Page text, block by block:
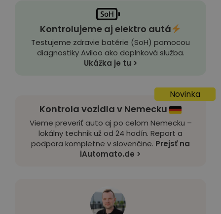
Kontrolujeme aj elektro autá
Testujeme zdravie batérie (SoH) pomocou
diagnostiky Aviloo ako doplnková služba.
Ukážka je tu >
Novinka
Kontrola vozidla v Nemecku
Vieme preveriť auto aj po celom Nemecku –
lokálny technik už od 24 hodín. Report a
podpora kompletne v slovenčine. Prejsť na
iAutomato.de >